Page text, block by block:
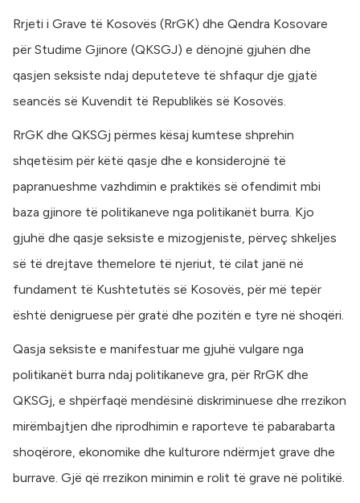
Rrjeti i Grave të Kosovës (RrGK) dhe Qendra Kosovare
për Studime Gjinore (QKSGJ) e dënojnë gjuhën dhe
qasjen seksiste ndaj deputeteve të shfaqur dje gjatë
seancës së Kuvendit të Republikës së Kosovës.
RrGK dhe QKSGj përmes kësaj kumtese shprehin
shqetësim për këtë qasje dhe e konsiderojnë të
papranueshme vazhdimin e praktikës së ofendimit mbi
baza gjinore të politikaneve nga politikanët burra. Kjo
gjuhë dhe qasje seksiste e mizogjeniste, përveç shkeljes
së të drejtave themelore të njeriut, të cilat janë në
fundament të Kushtetutës së Kosovës, për më tepër
është denigruese për gratë dhe pozitën e tyre në shoqëri.
Qasja seksiste e manifestuar me gjuhë vulgare nga
politikanët burra ndaj politikaneve gra, për RrGK dhe
QKSGj, e shpërfaqë mendësinë diskriminuese dhe rrezikon
mirëmbajtjen dhe riprodhimin e raporteve të pabarabarta
shoqërore, ekonomike dhe kulturore ndërmjet grave dhe
burrave. Gjë që rrezikon minimin e rolit të grave në politikë.